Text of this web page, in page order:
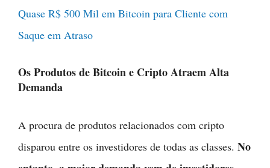
Quase R$ 500 Mil em Bitcoin para Cliente com
Saque em Atraso
Os Produtos de Bitcoin e Cripto Atraem Alta
Demanda
A procura de produtos relacionados com cripto
disparou entre os investidores de todas as classes. No